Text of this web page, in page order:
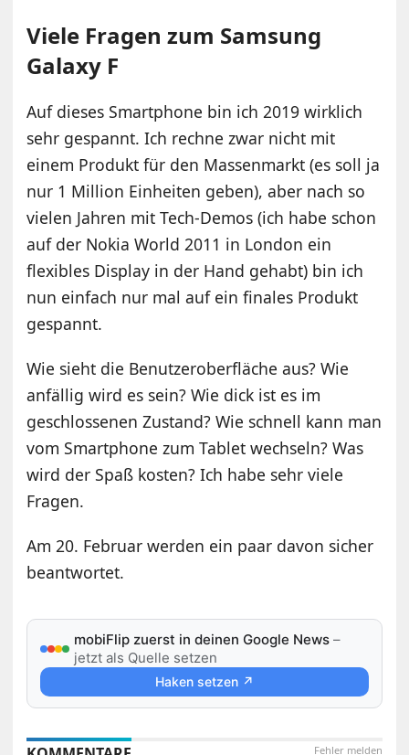
Viele Fragen zum Samsung
Galaxy F
Auf dieses Smartphone bin ich 2019 wirklich
sehr gespannt. Ich rechne zwar nicht mit
einem Produkt für den Massenmarkt (es soll ja
nur 1 Million Einheiten geben), aber nach so
vielen Jahren mit Tech-Demos (ich habe schon
auf der Nokia World 2011 in London ein
flexibles Display in der Hand gehabt) bin ich
nun einfach nur mal auf ein finales Produkt
gespannt.
Wie sieht die Benutzeroberfläche aus? Wie
anfällig wird es sein? Wie dick ist es im
geschlossenen Zustand? Wie schnell kann man
vom Smartphone zum Tablet wechseln? Was
wird der Spaß kosten? Ich habe sehr viele
Fragen.
Am 20. Februar werden ein paar davon sicher
beantwortet.
mobiFlip zuerst in deinen Google News –
jetzt als Quelle setzen
Haken setzen ↗
Fehler melden